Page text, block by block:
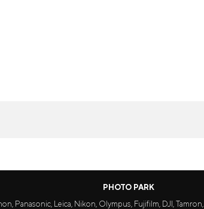
PHOTO PARK
Panasonic, Leica, Nikon, Olympus, Fujifilm, DJI,